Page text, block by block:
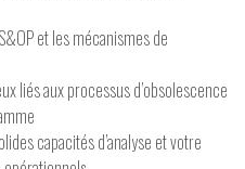
et les mécanismes de
liés aux processus d’obsolescence
capacités d’analyse et votre